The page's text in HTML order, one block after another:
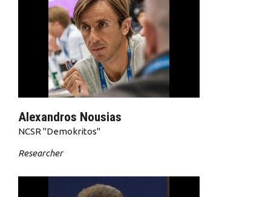
Alexandros Nousias
NCSR "Demokritos"
Researcher